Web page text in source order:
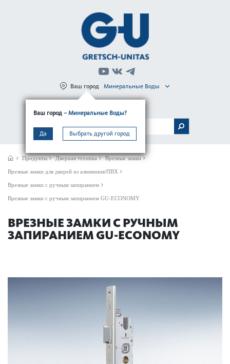
Ваш город – Минеральные Воды?
Да Выбрать другой город
Ваш город Минеральные Воды
МЕНЮ
Продукты Дверная техника Врезные замки
Врезные замки для дверей из алюминия/ПВХ
Врезные замки с ручным запиранием
Врезные замки с ручным запиранием GU-ECONOMY
ВРЕЗНЫЕ ЗАМКИ С РУЧНЫМ
ЗАПИРАНИЕМ GU-ECONOMY